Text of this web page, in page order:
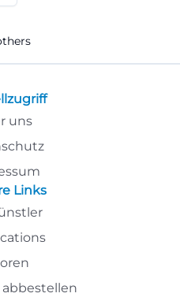
uns
Links